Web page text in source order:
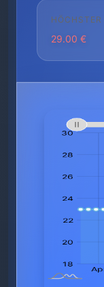
HÖCHSTER
29.00 €